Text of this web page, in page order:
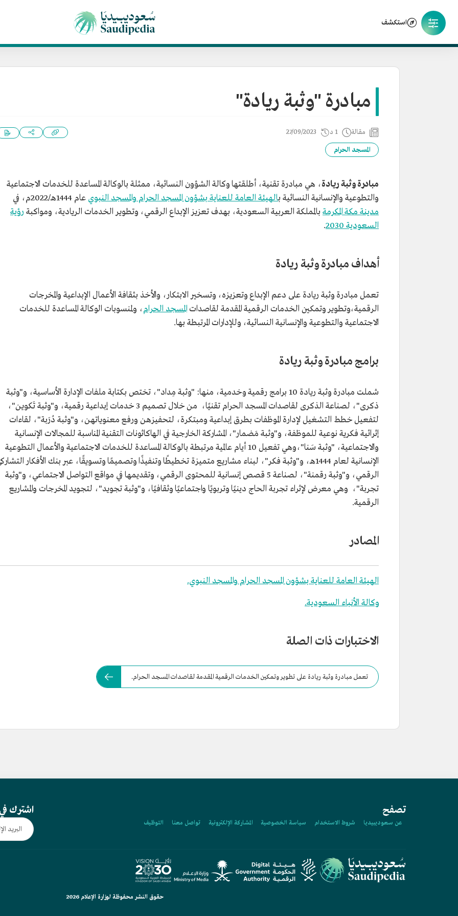
استكشف
مبادرة "وثبة ريادة"
مقالة 1 د 27/09/2023
المسجد الحرام
مبادرة وثبة ريادة، هي مبادرة تقنية، أطلقتها وكالة الشؤون النسائية، ممثلة بالوكالة المساعدة للخدمات الاجتماعية
والتطوعية والإنسانية النسائية بالهيئة العامة للعناية بشؤون المسجد الحرام والمسجد النبوي عام 1444هـ/2022م، في
مدينة مكة المكرمة بالمملكة العربية السعودية، بهدف تعزيز الإبداع الرقمي، وتطوير الخدمات الريادية، ومواكبة رؤية
السعودية 2030
.
أهداف مبادرة وثبة ريادة
تعمل مبادرة وثبة ريادة على دعم الإبداع وتعزيزه، وتسخير الابتكار، والأخذ بثقافة الأعمال الإبداعية والمخرجات
الرقمية،وتطوير وتمكين الخدمات الرقمية المقدمة لقاصداتالمسجد الحرام، ولمنسوبات الوكالة المساعدة للخدمات
الاجتماعية والتطوعية والإنسانية النسائية، وللإدارات المرتبطة بها.
برامج مبادرة وثبة ريادة
شملت مبادرة وثبة ريادة 10 برامج رقمية وخدمية، منها: "وثبة مِداد"، تختص بكتابة ملفات الإدارة الأساسية، و"وثبة
ذكرى"، لصناعة الذكرى لقاصدات المسجد الحرام تقنيًا، من خلال تصميم 3 خدمات إبداعية رقمية، و"وثبة تَكوين"،
لتفعيل خطط التشغيل لإدارة الموظفات بطرق إبداعية ومبتكرة، لتحفيزهن ورفع معنوياتهن، و"وثبة دُرَبة"، لقاءات
إثرائية فكرية نوعية للموظفة، و"وثبة مَضمار"، المشاركة الخارجية في الهاكاثونات التقنية المناسبة للمجالات الإنسانية
والاجتماعية، "وثبة سَنا"،وهي تفعيل 10 أيام عالمية مرتبطة بالوكالة المساعدة للخدمات الاجتماعية والأعمال التطوعية
الإنسانية لعام 1444هـ، و"وثبة فكر"، لبناء مشاريع متميزة تخطيطًا وتنفيذًا وتصميمًا وتسويقًا، عبر بنك الأفكار
الرقمي، و"وثبة رقمنة"، لصناعة 5 قصص إنسانية للمحتوى الرقمي، وتقديمها في مواقع التواصل الاجتماعي، و"وثبة
تجربة"، وهي معرض لإثراء تجربة الحاج دينيًا وتربويًا واجتماعيًا وثقافيًا، و"وثبة تجويد"، لتجويد المخرجات والمشاريع
الرقمية.
المصادر
الهيئة العامة للعناية بشؤون المسجد الحرام والمسجد النبوي.
وكالة الأنباء السعودية.
الاختبارات ذات الصلة
تعمل مبادرة وثبة ريادة على تطوير وتمكين الخدمات الرقمية المقدمة لقاصدات المسجد الحرام.
تصفح
عن سعوديبيديا شروط الاستخدام سياسة الخصوصية المشاركة الإلكترونية تواصل معنا التوظيف
اشترك
حقوق النشر محفوظة لوزارة الإعلام 2026